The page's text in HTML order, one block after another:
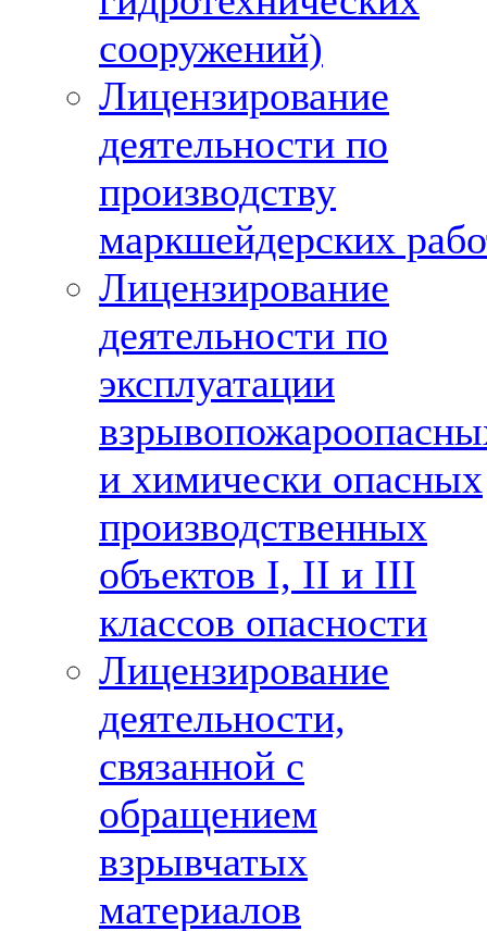
сооружений)
Лицензирование
деятельности по
производству
маркшейдерских
Лицензирование
деятельности по
эксплуатации
и химически опасных
производственных
объектов I, II и III
классов опасности
Лицензирование
деятельности,
связанной с
обращением
взрывчатых
материалов